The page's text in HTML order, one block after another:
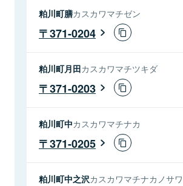
粕川町膳カスカワマチゼン
371-0204
粕川町月田カスカワマチツキダ
371-0203
粕川町中カスカワマチナカ
371-0205
粕川町中之沢カスカワマチナカノサワ